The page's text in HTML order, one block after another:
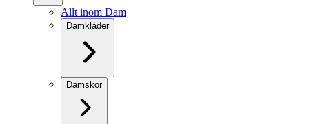
Allt inom Dam
Damkläder
Damskor